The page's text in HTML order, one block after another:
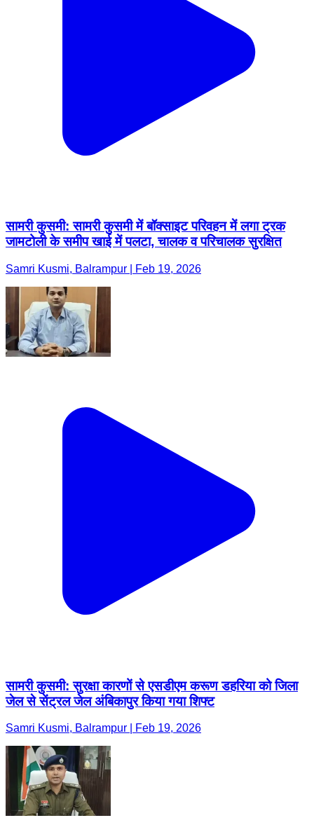
सामरी कुसमी: सामरी कुसमी में बॉक्साइट परिवहन में लगा ट्रक
जामटोली के समीप खाई में पलटा, चालक व परिचालक सुरक्षित
Samri Kusmi, Balrampur | Feb 19, 2026
सामरी कुसमी: सुरक्षा कारणों से एसडीएम करूण डहरिया को जिला
जेल से सेंट्रल जेल अंबिकापुर किया गया शिफ्ट
Samri Kusmi, Balrampur | Feb 19, 2026